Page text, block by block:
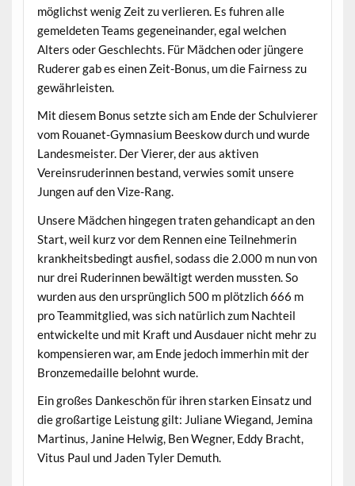
möglichst wenig Zeit zu verlieren. Es fuhren alle
gemeldeten Teams gegeneinander, egal welchen
Alters oder Geschlechts. Für Mädchen oder jüngere
Ruderer gab es einen Zeit-Bonus, um die Fairness zu
gewährleisten.
Mit diesem Bonus setzte sich am Ende der Schulvierer
vom Rouanet-Gymnasium Beeskow durch und wurde
Landesmeister. Der Vierer, der aus aktiven
Vereinsruderinnen bestand, verwies somit unsere
Jungen auf den Vize-Rang.
Unsere Mädchen hingegen traten gehandicapt an den
Start, weil kurz vor dem Rennen eine Teilnehmerin
krankheitsbedingt ausfiel, sodass die 2.000 m nun von
nur drei Ruderinnen bewältigt werden mussten. So
wurden aus den ursprünglich 500 m plötzlich 666 m
pro Teammitglied, was sich natürlich zum Nachteil
entwickelte und mit Kraft und Ausdauer nicht mehr zu
kompensieren war, am Ende jedoch immerhin mit der
Bronzemedaille belohnt wurde.
Ein großes Dankeschön für ihren starken Einsatz und
die großartige Leistung gilt: Juliane Wiegand, Jemina
Martinus, Janine Helwig, Ben Wegner, Eddy Bracht,
Vitus Paul und Jaden Tyler Demuth.